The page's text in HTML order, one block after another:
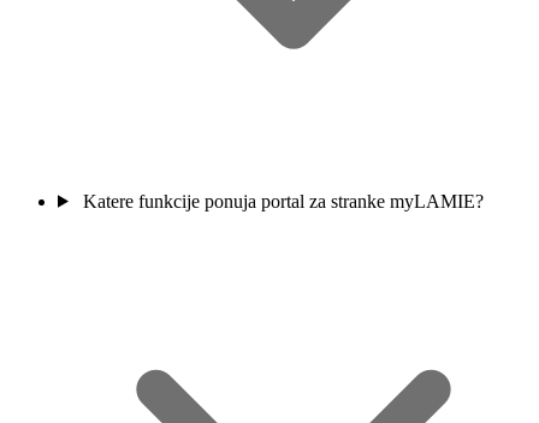
Katere funkcije ponuja portal za stranke myLAMIE?